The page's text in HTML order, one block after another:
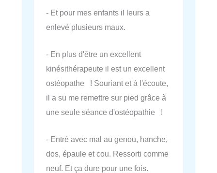
- Et pour mes enfants il leurs a
enlevé plusieurs maux.
- En plus d'être un excellent
kinésithérapeute il est un excellent
ostéopathe ! Souriant et à l'écoute,
il a su me remettre sur pied grâce à
une seule séance d'ostéopathie !
- Entré avec mal au genou, hanche,
dos, épaule et cou. Ressorti comme
neuf. Et ça dure pour une fois.